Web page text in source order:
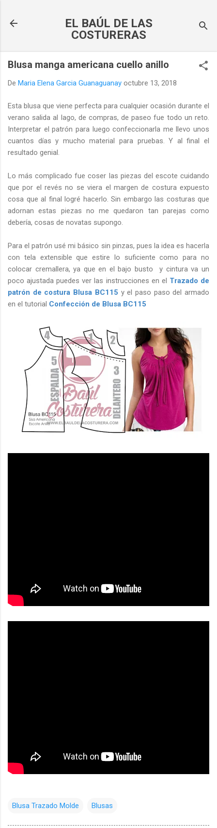
EL BAÚL DE LAS
COSTURERAS
Blusa manga americana cuello anillo
De Maria Elena Garcia Guanaguanay octubre 13, 2018
Esta blusa que viene perfecta para cualquier ocasión durante el
verano salida al lago, de compras, de paseo fue todo un reto.
Interpretar el patrón para luego confeccionarla me llevo unos
cuantos días y mucho material para pruebas. Y al final el
resultado genial.
Lo más complicado fue coser las piezas del escote cuidando
que por el revés no se viera el margen de costura expuesto
cosa que al final logré hacerlo. Sin embargo las costuras que
adornan estas piezas no me quedaron tan parejas como
debería, cosas de novatas supongo.
Para el patrón usé mi básico sin pinzas, pues la idea es hacerla
con tela extensible que estire lo suficiente como para no
colocar cremallera, ya que en el bajo busto y cintura va un
poco ajustada puedes ver las instrucciones en el Trazado de
patrón de costura Blusa BC115 y el paso paso del armado
en el tutorial Confección de Blusa BC115
Blusa Trazado Molde Blusas